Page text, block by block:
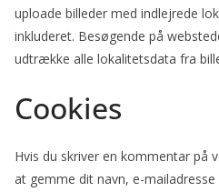
uploade billeder med indlejrede
inkluderet. Besøgende på
udtrække alle lokalitetsdata fra
Cookies
Hvis du skriver en kommentar på
at gemme dit navn, e-